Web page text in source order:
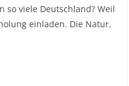
viele Deutschland? Weil
einladen. Die Natur,